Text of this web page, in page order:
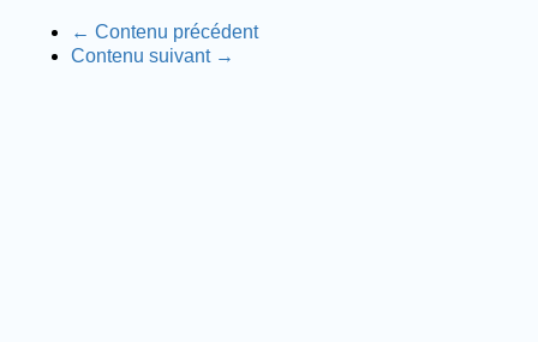
← Contenu précédent
Contenu suivant →